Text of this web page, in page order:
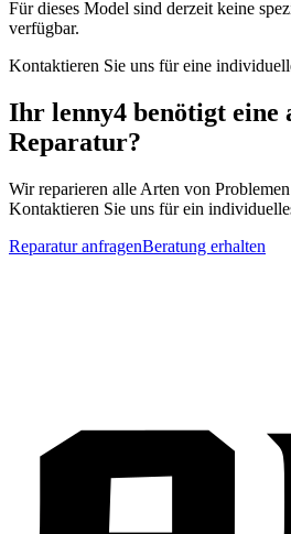
Für dieses Model sind derzeit keine
verfügbar.
Kontaktieren Sie uns für eine
Ihr lenny4 benötigt eine
Reparatur?
Wir reparieren alle Arten von
Kontaktieren Sie uns für ein
Reparatur anfragenBeratung erhalten